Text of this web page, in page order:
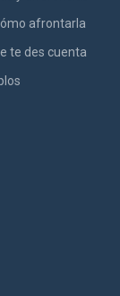
afrontarla
te des cuenta